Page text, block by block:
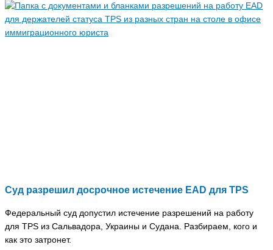
Суд разрешил досрочное истечение EAD для TPS
Федеральный суд допустил истечение разрешений на работу
для TPS из Сальвадора, Украины и Судана. Разбираем, кого и
как это затронет.